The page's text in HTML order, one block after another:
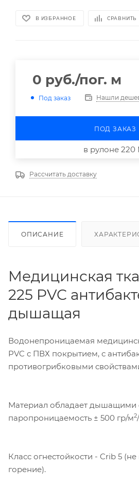
В ИЗБРАННОЕ СРАВНИТЬ
0 руб./пог. м
Под заказ Нашли
ПОД ЗАКАЗ
в рулоне 220
Рассчитать доставку
ОПИСАНИЕ
Медицинская
225 PVC
дышащая
Водонепроницаемая
PVC с ПВХ покрытием, с
противогрибковыми
Материал обладает дышащими
паропроницаемость ± 500 гр/м2
Класс огнестойкости - Crib 5
горение).